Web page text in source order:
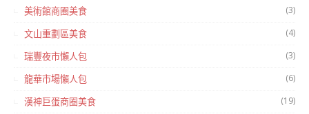
美術館商圈美食 (3)
文山重劃區美食 (4)
瑞豐夜市懶人包 (3)
龍華市場懶人包 (6)
漢神巨蛋商圈美食 (19)